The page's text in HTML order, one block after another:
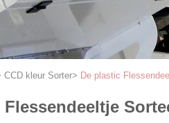
CCD kleur Sorter> De plastic